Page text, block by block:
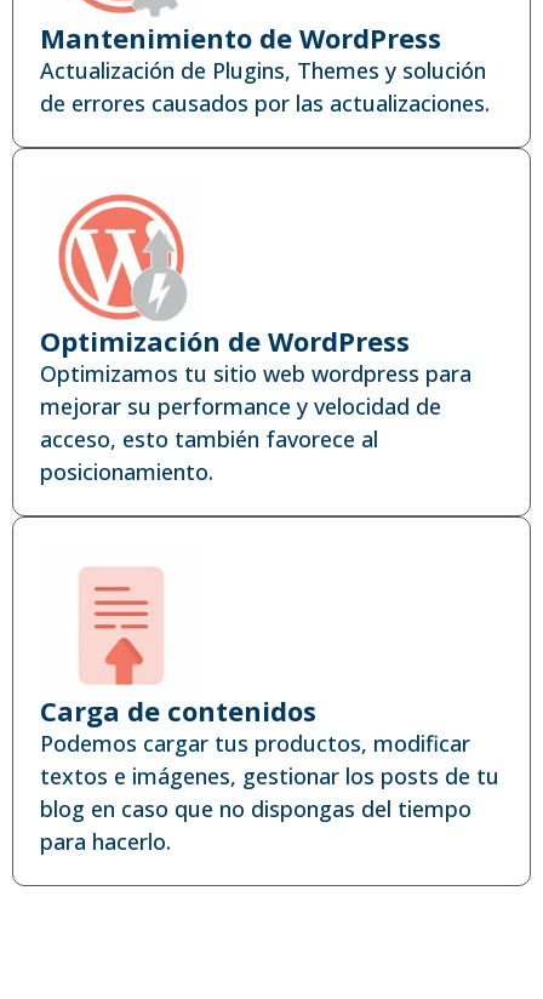
Mantenimiento de WordPress
Actualización de Plugins, Themes y solución
de errores causados por las actualizaciones.
Optimización de WordPress
Optimizamos tu sitio web wordpress para
mejorar su performance y velocidad de
acceso, esto también favorece al
posicionamiento.
Carga de contenidos
Podemos cargar tus productos, modificar
textos e imágenes, gestionar los posts de tu
blog en caso que no dispongas del tiempo
para hacerlo.